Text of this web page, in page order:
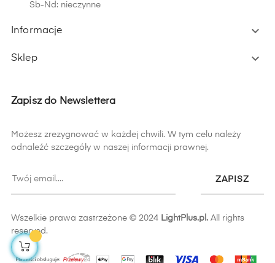
Sb-Nd: nieczynne
Informacje 
Sklep 
Zapisz do Newslettera
Możesz zrezygnować w każdej chwili. W tym celu należy
odnaleźć szczegóły w naszej informacji prawnej.
ZAPISZ
Wszelkie prawa zastrzeżone © 2024 LightPlus.pl. All rights
reserved.